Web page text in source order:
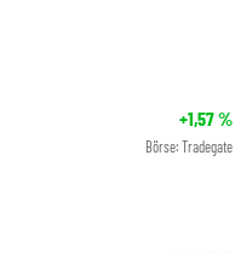
+1,57%
Börse: Tradegate